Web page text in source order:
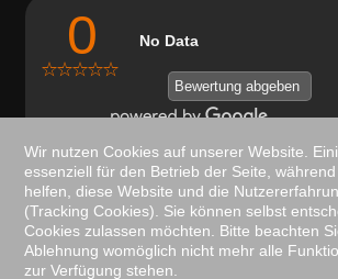
0 No Data
Bewertung abgeben
H.B.S-Security auf
Wir nutzen Cookies auf unserer Website.
essenziell für den Betrieb der Seite,
helfen, diese Website und die
(Tracking Cookies). Sie können selbst
Cookies zulassen möchten. Bitte beachten
Ablehnung womöglich nicht mehr alle
zur Verfügung stehen.